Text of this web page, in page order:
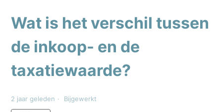
Wat is het verschil tussen
de inkoop- en de
taxatiewaarde?
2 jaar geleden Bijgewerkt